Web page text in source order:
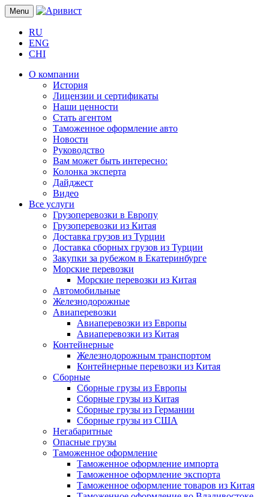
Menu
RU
ENG
CHI
О компании
История
Лицензии и сертификаты
Наши ценности
Стать агентом
Таможенное оформление авто
Новости
Руководство
Вам может быть интересно:
Колонка эксперта
Дайджест
Видео
Все услуги
Грузоперевозки в Европу
Грузоперевозки из Китая
Доставка грузов из Турции
Доставка сборных грузов из Турции
Закупки за рубежом в Екатеринбурге
Морские перевозки
Морские перевозки из Китая
Автомобильные
Железнодорожные
Авиаперевозки
Авиаперевозки из Европы
Авиаперевозки из Китая
Контейнерные
Железнодорожным транспортом
Контейнерные перевозки из Китая
Сборные
Сборные грузы из Европы
Сборные грузы из Китая
Сборные грузы из Германии
Сборные грузы из США
Негабаритные
Опасные грузы
Таможенное оформление
Таможенное оформление импорта
Таможенное оформление экспорта
Таможенное оформление товаров из Китая